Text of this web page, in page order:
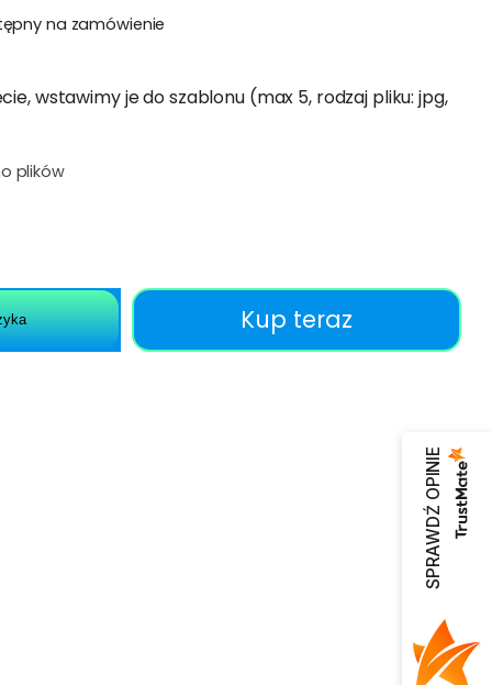
na zamówienie
wstawimy je do szablonu (max 5, rodzaj pliku: jpg,
plików
Kup teraz
SPRAWDŹ OPINIE